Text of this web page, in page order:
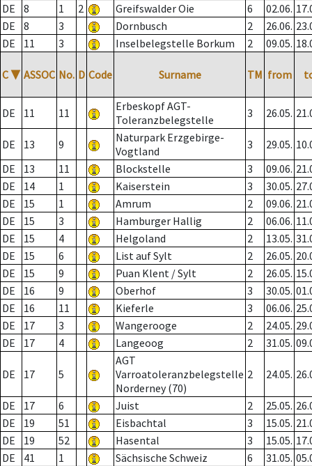
DE
8 1 2 Greifswalder Oie 6 02.06.
DE
8 3 Dornbusch 2 26.06.
DE
11 3 Inselbelegstelle Borkum 2 09.05.
C ▼ ASSOC No. D Code Surname TM from
DE 11 11
Erbeskopf AGT-
Toleranzbelegstelle
3 26.05.
DE 13 9
Naturpark Erzgebirge-
Vogtland
3 29.05.
DE
13 11 Blockstelle 3 09.06.
DE
14 1 Kaiserstein 3 30.05.
DE
15 1 Amrum 2 09.06.
DE
15 3 Hamburger Hallig 2 06.06.
DE
15 4 Helgoland 2 13.05.
DE
15 6 List auf Sylt 2 26.05.
DE
15 9 Puan Klent / Sylt 2 26.05.
DE
16 9 Oberhof 3 30.05.
DE
16 11 Kieferle 3 06.06.
DE
17 3 Wangerooge 2 24.05.
DE
17 4 Langeoog 2 31.05.
DE 17 5
AGT
Varroatoleranzbelegstelle
Norderney (70)
2 24.05.
DE 17 6 Juist 2 25.05.
DE
19 51 Eisbachtal 3 15.05.
DE
19 52 Hasental 3 15.05.
DE
41 1 Sächsische Schweiz 6 31.05.